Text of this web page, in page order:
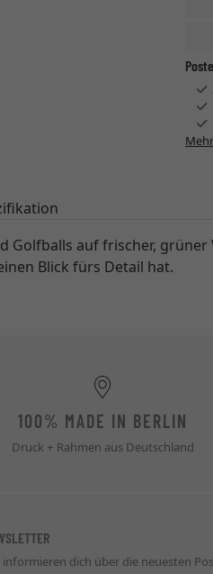
auf frischer,
Blick fürs Detail hat.
100% MADE IN BERLIN
Druck + Rahmen aus Deutschland
informieren dich über die neuesten